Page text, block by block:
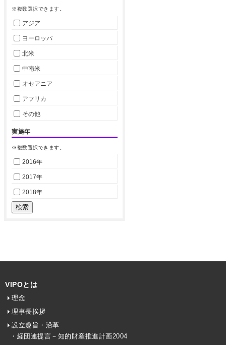
※複数選択できます。
アジア
ヨーロッパ
北米
中南米
オセアニア
アフリカ
その他
実施年
※複数選択できます。
2016年
2017年
2018年
VIPOとは
理念
理事長挨拶
設立趣旨・沿革
・経団連提言－知的財産推進計画2004